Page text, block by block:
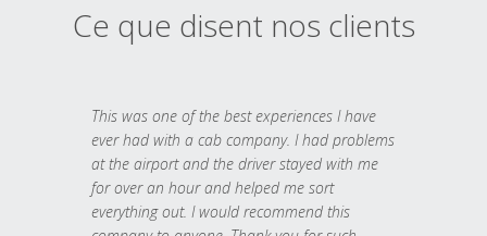
Ce que disent nos clients
This was one of the best experiences I have
ever had with a cab company. I had problems
at the airport and the driver stayed with me
for over an hour and helped me sort
everything out. I would recommend this